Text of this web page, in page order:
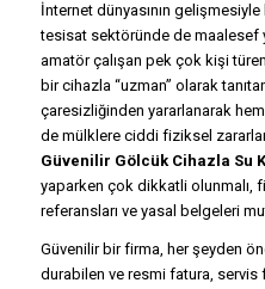
İnternet dünyasının
tesisat sektöründe de maalesef
amatör çalışan pek çok kişi
bir cihazla “uzman” olarak
çaresizliğinden yararlanarak
de mülklere ciddi fiziksel
Güvenilir Gölcük Cihazla Su
yaparken çok dikkatli olunmalı,
referansları ve yasal belgeleri
Güvenilir bir firma, her şeyden
durabilen ve resmi fatura, servis